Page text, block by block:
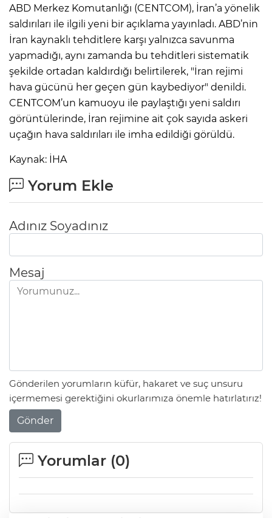
ABD Merkez Komutanlığı (CENTCOM), İran’a yönelik
saldırıları ile ilgili yeni bir açıklama yayınladı. ABD’nin
İran kaynaklı tehditlere karşı yalnızca savunma
yapmadığı, aynı zamanda bu tehditleri sistematik
şekilde ortadan kaldırdığı belirtilerek, "İran rejimi
hava gücünü her geçen gün kaybediyor" denildi.
CENTCOM’un kamuoyu ile paylaştığı yeni saldırı
görüntülerinde, İran rejimine ait çok sayıda askeri
uçağın hava saldırıları ile imha edildiği görüldü.
Kaynak: İHA
Yorum Ekle
Adınız Soyadınız
Mesaj
Gönderilen yorumların küfür, hakaret ve suç unsuru
içermemesi gerektiğini okurlarımıza önemle hatırlatırız!
Gönder
Yorumlar (0)